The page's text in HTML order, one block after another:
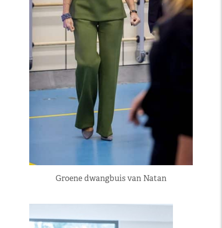
Groene dwangbuis van Natan